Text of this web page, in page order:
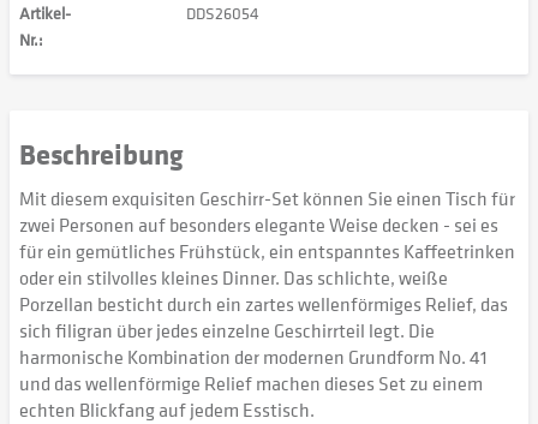
Artikel-
Nr.:
DDS26054
Beschreibung
Mit diesem exquisiten Geschirr-Set können Sie einen Tisch für
zwei Personen auf besonders elegante Weise decken - sei es
für ein gemütliches Frühstück, ein entspanntes Kaffeetrinken
oder ein stilvolles kleines Dinner. Das schlichte, weiße
Porzellan besticht durch ein zartes wellenförmiges Relief, das
sich filigran über jedes einzelne Geschirrteil legt. Die
harmonische Kombination der modernen Grundform No. 41
und das wellenförmige Relief machen dieses Set zu einem
echten Blickfang auf jedem Esstisch.